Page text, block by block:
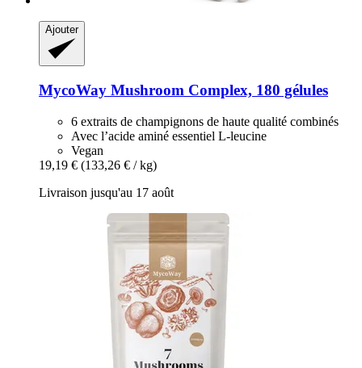
Ajouter
MycoWay Mushroom Complex, 180 gélules
6 extraits de champignons de haute qualité combinés
Avec l’acide aminé essentiel L-leucine
Vegan
19,19 € (133,26 € / kg)
Livraison jusqu'au 17 août